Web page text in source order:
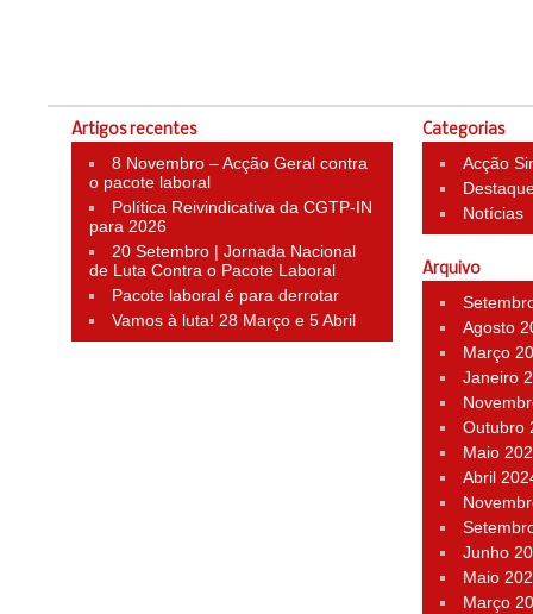
Artigos recentes
8 Novembro – Acção Geral contra
o pacote laboral
Política Reivindicativa da CGTP-IN
para 2026
20 Setembro | Jornada Nacional
de Luta Contra o Pacote Laboral
Pacote laboral é para derrotar
Vamos à luta! 28 Março e 5 Abril
Categorias
Acção
Notícias
Arquivo
Agosto
Março
Janeiro
Outubro
Maio
Abril
Junho
Maio
Março